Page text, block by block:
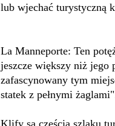
lub wjechać turystyczną
La Manneporte: Ten
jeszcze większy niż jego
zafascynowany tym
statek z pełnymi
Klify są częścią szlaku